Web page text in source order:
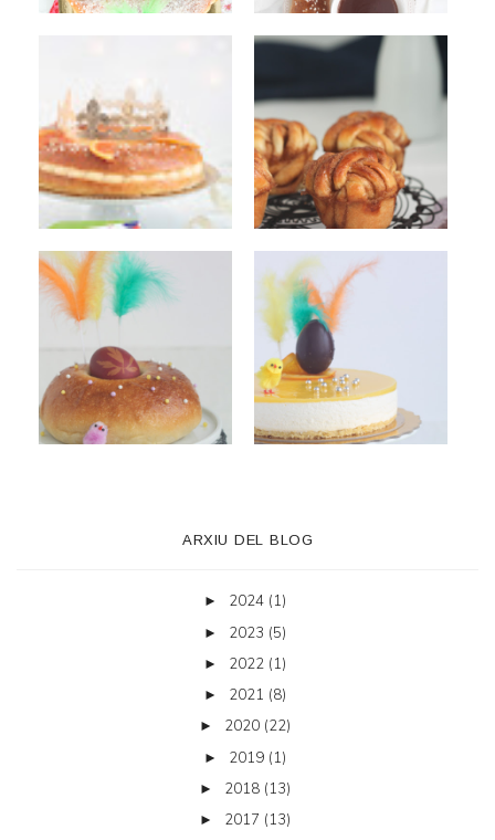
ARXIU DEL BLOG
► 2024 (1)
► 2023 (5)
► 2022 (1)
► 2021 (8)
► 2020 (22)
► 2019 (1)
► 2018 (13)
► 2017 (13)